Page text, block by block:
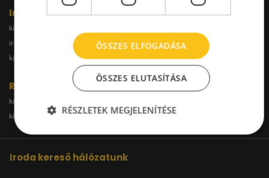
Iroda
kiadoiroda.info
irodakiadobudapest.hu
kiadoirodabudaors.hu
kiadoirodagyor.hu
Raktár
kiadoraktarbudapest.hu
kiadoraktardebrecen.hu
raktarszekesfehervar.hu
Iroda kereső hálózatunk
ÖSSZES ELFOGADÁSA
ÖSSZES ELUTASÍTÁSA
RÉSZLETEK MEGJELENÍTÉSE